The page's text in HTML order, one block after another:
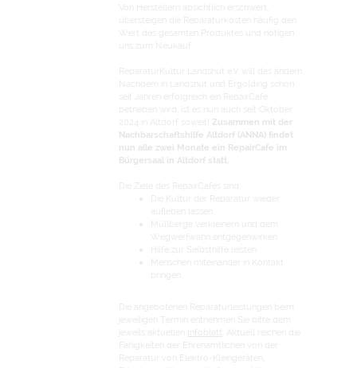
Von Herstellern absichtlich erschwert,
übersteigen die Reparaturkosten häufig den
Wert des gesamten Produktes und nötigen
uns zum Neukauf.
ReparaturKultur Landshut e.V. will das ändern.
Nachdem in Landshut und Ergolding schon
seit Jahren erfolgreich ein RepairCafe
betrieben wird, ist es nun auch seit Oktober
2024 in Altdorf soweit! Zusammen mit der
Nachbarschaftshilfe Altdorf (ANNA) findet
nun alle zwei Monate ein RepairCafe im
Bürgersaal in Altdorf statt.
Die Ziele des RepairCafes sind:
Die Kultur der Reparatur wieder
aufleben lassen
Müllberge verkleinern und dem
Wegwerfwahn entgegenwirken
Hilfe zur Selbsthilfe leisten
Menschen miteinander in Kontakt
Die angebotenen Reparaturleistungen beim
jeweiligen Termin entnehmen Sie bitte dem
jeweils aktuellen
Infoblatt
. Aktuell reichen die
Fähigkeiten der Ehrenamtlichen von der
Reparatur von Elektro-Kleingeräten,